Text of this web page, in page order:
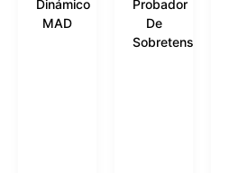
Dinámico
MAD
Probador
De
Sobretensiones